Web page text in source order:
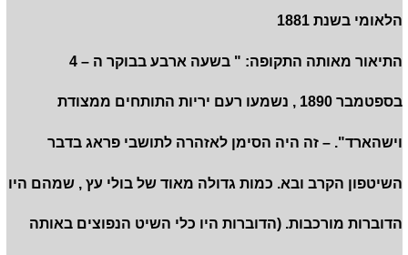
הלאומי בשנת 1881
התיאור מאותה התקופה: " בשעה ארבע בבוקר ה – 4
בספטמבר 1890 , נשמעו רעם יריות התותחים ממצודת
וישהארד". – זה היה הסימן לאזהרה לתושבי פראג בדבר
השיטפון הקרב ובא. כמות גדולה מאוד של בולי עץ , שמהם היו
הדוברות מורכבות. (הדוברות היו כלי השיט הנפוצים באותה